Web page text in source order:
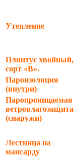
Утепление
Плинтус хвойный,
сорт «В».
Пароизоляция
(внутри)
Паропроницаемая
ветровлагозащита
(снаружи)
Лестница на
мансарду